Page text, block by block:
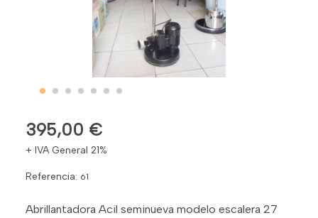
395,00 €
+ IVA General 21%
Referencia: 61
Abrillantadora Acil seminueva modelo escalera 27